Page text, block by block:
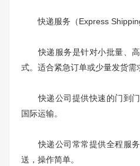
快递服务（Express Shipping
快递服务是针对小批量、高
式。适合紧急订单或少量发货需
快递公司提供快速的门到门
国际运输。
快递公司常常提供全程服务
送，操作简单。